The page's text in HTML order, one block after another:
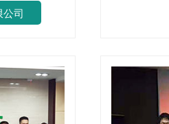
司